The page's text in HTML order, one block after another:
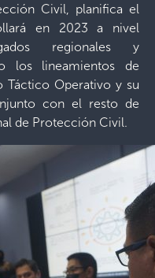
Civil, planifica el
en 2023 a nivel
regionales y
los lineamientos de
Táctico Operativo y su
con el resto de
de Protección Civil.